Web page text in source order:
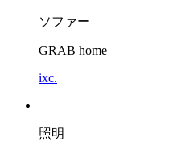
ソファー
GRAB home
ixc.
照明